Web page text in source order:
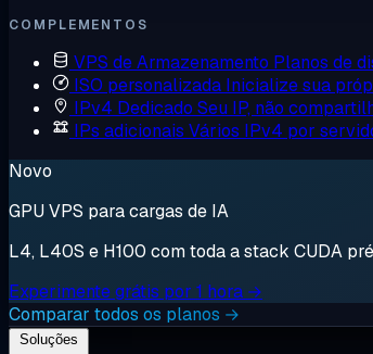
COMPLEMENTOS
VPS de Armazenamento Planos de
ISO personalizada Inicialize sua
IPv4 Dedicado Seu IP, não
IPs adicionais Vários IPv4 por
Novo
GPU VPS para cargas de IA
L4, L40S e H100 com toda a stack CUDA
Experimente grátis por 1 hora →
Comparar todos os planos →